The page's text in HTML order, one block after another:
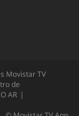
Movistar TV
de
AR